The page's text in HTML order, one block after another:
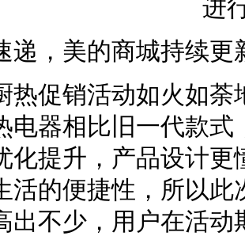
递，美的商城持续更
热促销活动如火如
电器相比旧一代款
化提升，产品设计
活的便捷性，所以
出不少，用户在活